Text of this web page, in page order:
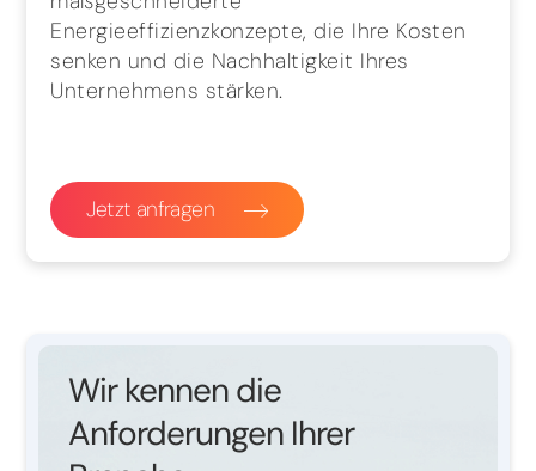
Energieeffizienzkonzepte, die Ihre Kosten
senken und die Nachhaltigkeit Ihres
Unternehmens stärken.
Jetzt anfragen
Wir kennen die
Anforderungen Ihrer